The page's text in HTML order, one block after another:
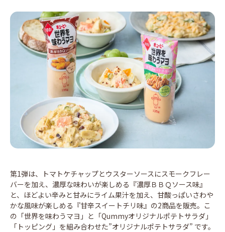
第1弾は、トマトケチャップとウスターソースにスモークフレー
バーを加え、濃厚な味わいが楽しめる『濃厚ＢＢＱソース味』
と、ほどよい辛みと甘みにライム果汁を加え、甘酸っぱいさわや
かな風味が楽しめる『甘辛スイートチリ味』の2商品を販売。こ
の「世界を味わうマヨ」と「Qummyオリジナルポテトサラダ」
「トッピング」を組み合わせた”オリジナルポテトサラダ” です。